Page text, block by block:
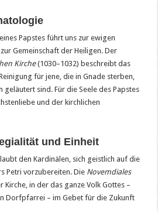
Papstes führt uns zur ewigen
Gemeinschaft der Heiligen. Der
Kirche(1030–1032) beschreibt das
für jene, die in Gnade sterben,
geläutert sind. Für die Seele des Papstes
und der kirchlichen
und Einheit
den Kardinälen, sich geistlich auf die
Petri vorzubereiten. Die Novemdiales
Kirche, in der das ganze Volk Gottes –
Dorfpfarrei – im Gebet für die Zukunft